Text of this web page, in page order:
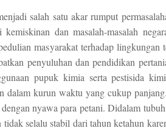
salah satu akar rumput
dan masalah-masalah
masyarakat terhadap lingkungan
penyuluhan dan pendidikan
pupuk kimia serta pestisida
dalam kurun waktu yang cukup
nyawa para petani. Didalam
selalu stabil dari tahun ketahun